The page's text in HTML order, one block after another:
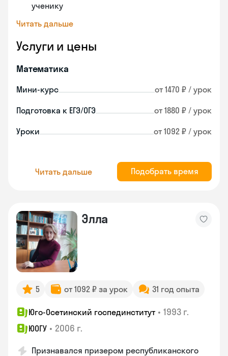
ученику
Читать дальше
Услуги и цены
Математика
Мини-курс от 1470 ₽ / урок
Подготовка к ЕГЭ/ОГЭ от 1880 ₽ / урок
Уроки от 1092 ₽ / урок
Читать дальше Подобрать время
Элла
5 от 1092 ₽ за урок 31 год опыта
Юго-Осетинский госпединститут • 1993 г.
ЮОГУ • 2006 г.
Признавался призером республиканского